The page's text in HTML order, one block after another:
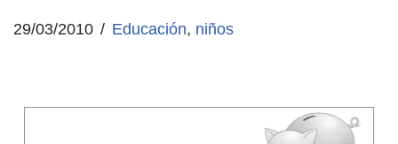
29/03/2010 Educación, niños